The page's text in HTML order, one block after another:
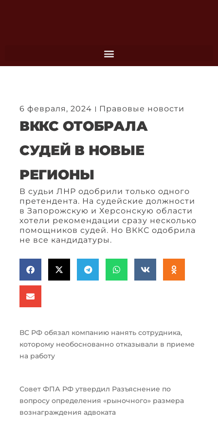
6 февраля, 2024 Правовые новости
ВККС ОТОБРАЛА
СУДЕЙ В НОВЫЕ
РЕГИОНЫ
В судьи ЛНР одобрили только одного
претендента. На судейские должности
в Запорожскую и Херсонскую области
хотели рекомендации сразу несколько
помощников судей. Но ВККС одобрила
не все кандидатуры.
ВС РФ обязал компанию нанять сотрудника,
которому необоснованно отказывали в приеме
на работу
Совет ФПА РФ утвердил Разъяснение по
вопросу определения «рыночного» размера
вознаграждения адвоката